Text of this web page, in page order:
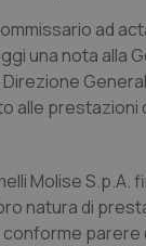
ad
una nota alla
alle
Molise S.p.A.
di